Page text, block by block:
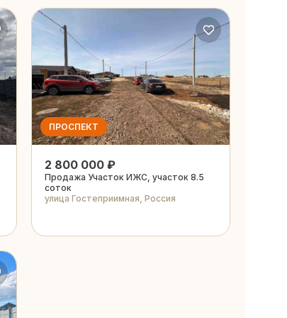
ПРОСПЕКТ
2 800 000 ₽
Продажа Участок ИЖС, участок 8.5
соток
улица Гостеприимная, Россия